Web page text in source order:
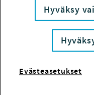
TUTKIMUSHyväksy
Evästeasetukset